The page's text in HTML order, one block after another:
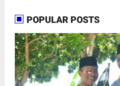
POPULAR POSTS